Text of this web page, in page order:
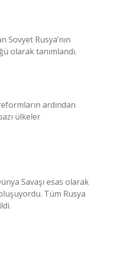
Rusya’nın
olarak tanımlandı.
ardından
ülkeler
Savaşı esas olarak
Tüm Rusya